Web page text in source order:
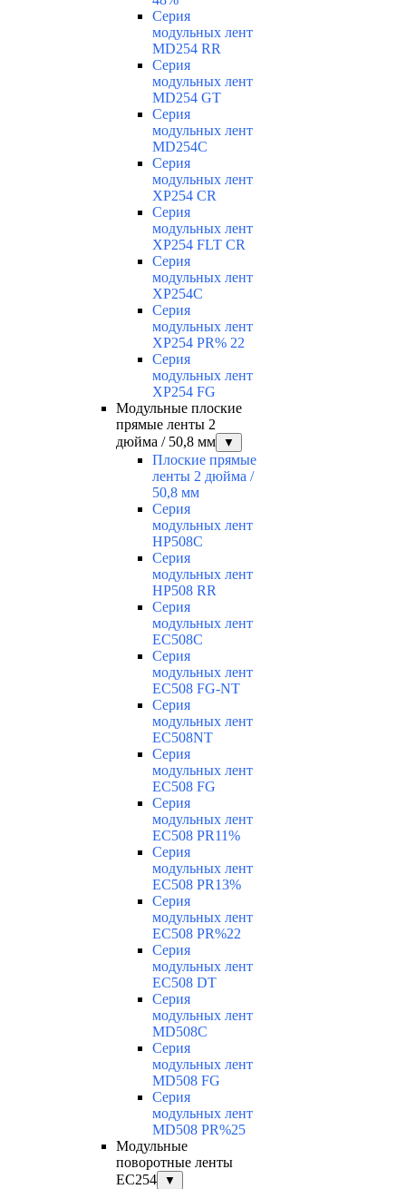
Серия
модульных лент
MD254 RR
Серия
модульных лент
MD254 GT
Серия
модульных лент
MD254C
Серия
модульных лент
XP254 CR
Серия
модульных лент
XP254 FLT CR
Серия
модульных лент
XP254C
Серия
модульных лент
XP254 PR% 22
Серия
модульных лент
XP254 FG
Модульные плоские
прямые ленты 2
дюйма / 50,8 мм
▼
Плоские прямые
ленты 2 дюйма /
50,8 мм
Серия
модульных лент
HP508C
Серия
модульных лент
HP508 RR
Серия
модульных лент
EC508C
Серия
модульных лент
EC508 FG-NT
Серия
модульных лент
EC508NT
Серия
модульных лент
EC508 FG
Серия
модульных лент
EC508 PR11%
Серия
модульных лент
EC508 PR13%
Серия
модульных лент
EC508 PR%22
Серия
модульных лент
EC508 DT
Серия
модульных лент
MD508C
Серия
модульных лент
MD508 FG
Серия
модульных лент
MD508 PR%25
Модульные
поворотные ленты
EC254
▼